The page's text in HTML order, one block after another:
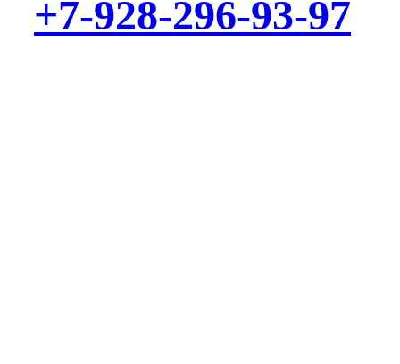
+7-928-296-93-97